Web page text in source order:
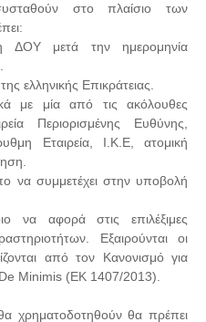
στο πλαίσιο των
ΔΟΥ μετά την ημερομηνία
ελληνικής Επικράτειας.
με μία από τις ακόλουθες
Περιορισμένης Ευθύνης,
Εταιρεία, Ι.Κ.Ε, ατομική
να συμμετέχει στην υποβολή
να αφορά στις επιλέξιμες
Εξαιρούνται οι
από τον Κανονισμό για
Minimis (EK 1407/2013).
χρηματοδοτηθούν θα πρέπει